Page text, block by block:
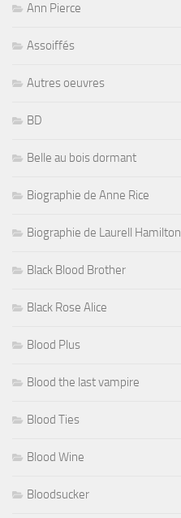
Ann Pierce
Assoiffés
Autres oeuvres
BD
Belle au bois dormant
Biographie de Anne Rice
Biographie de Laurell Hamilton
Black Blood Brother
Black Rose Alice
Blood Plus
Blood the last vampire
Blood Ties
Blood Wine
Bloodsucker